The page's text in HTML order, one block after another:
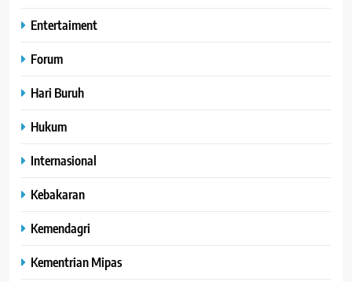
Entertaiment
Forum
Hari Buruh
Hukum
Internasional
Kebakaran
Kemendagri
Kementrian Mipas